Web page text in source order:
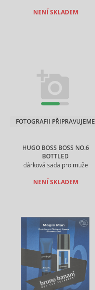
NENÍ SKLADEM
HUGO BOSS BOSS NO.6
BOTTLED
dárková sada pro muže
FOTOGRAFII PŘIPRAVUJEME
NENÍ SKLADEM